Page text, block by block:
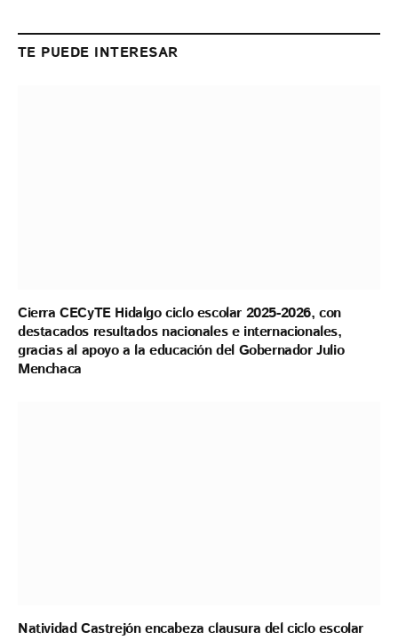
TE PUEDE INTERESAR
Cierra CECyTE Hidalgo ciclo escolar 2025-2026, con
destacados resultados nacionales e internacionales,
gracias al apoyo a la educación del Gobernador Julio
Menchaca
Natividad Castrejón encabeza clausura del ciclo escolar